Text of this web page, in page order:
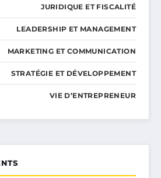
JURIDIQUE ET FISCALITÉ
LEADERSHIP ET MANAGEMENT
MARKETING ET COMMUNICATION
STRATÉGIE ET DÉVELOPPEMENT
VIE D’ENTREPRENEUR